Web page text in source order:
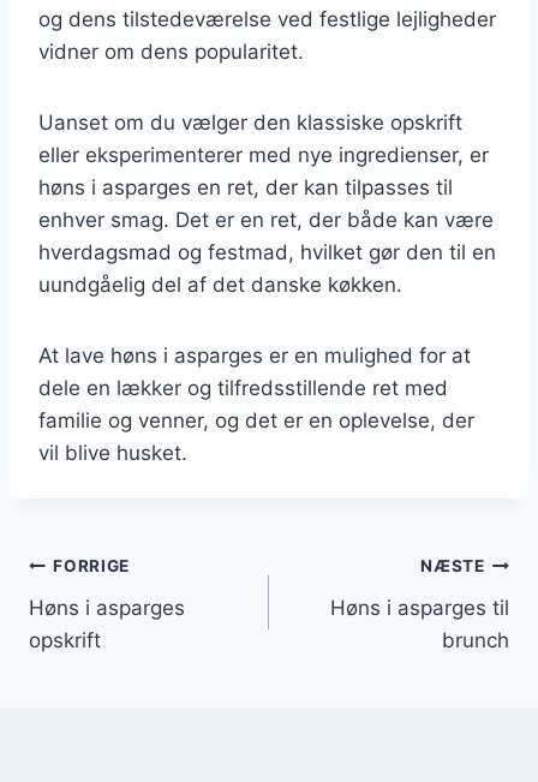
og dens tilstedeværelse ved festlige lejligheder
vidner om dens popularitet.
Uanset om du vælger den klassiske opskrift
eller eksperimenterer med nye ingredienser, er
høns i asparges en ret, der kan tilpasses til
enhver smag. Det er en ret, der både kan være
hverdagsmad og festmad, hvilket gør den til en
uundgåelig del af det danske køkken.
At lave høns i asparges er en mulighed for at
dele en lækker og tilfredsstillende ret med
familie og venner, og det er en oplevelse, der
vil blive husket.
Indlægsnavigation
FORRIGE
Høns i asparges
opskrift
NÆSTE
Høns i asparges til
brunch